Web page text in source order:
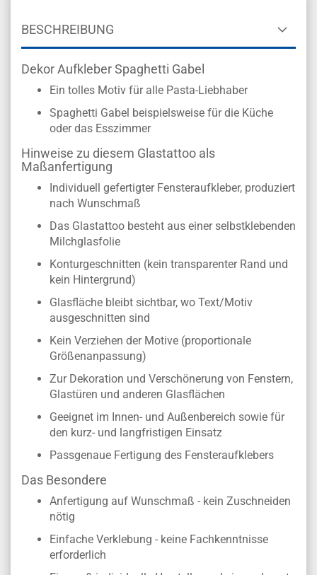
BESCHREIBUNG
Dekor Aufkleber Spaghetti Gabel
Ein tolles Motiv für alle Pasta-Liebhaber
Spaghetti Gabel beispielsweise für die Küche
oder das Esszimmer
Hinweise zu diesem Glastattoo als
Maßanfertigung
Individuell gefertigter Fensteraufkleber, produziert
nach Wunschmaß
Das Glastattoo besteht aus einer selbstklebenden
Milchglasfolie
Konturgeschnitten (kein transparenter Rand und
kein Hintergrund)
Glasfläche bleibt sichtbar, wo Text/Motiv
ausgeschnitten sind
Kein Verziehen der Motive (proportionale
Größenanpassung)
Zur Dekoration und Verschönerung von Fenstern,
Glastüren und anderen Glasflächen
Geeignet im Innen- und Außenbereich sowie für
den kurz- und langfristigen Einsatz
Passgenaue Fertigung des Fensteraufklebers
Das Besondere
Anfertigung auf Wunschmaß - kein Zuschneiden
nötig
Einfache Verklebung - keine Fachkenntnisse
erforderlich